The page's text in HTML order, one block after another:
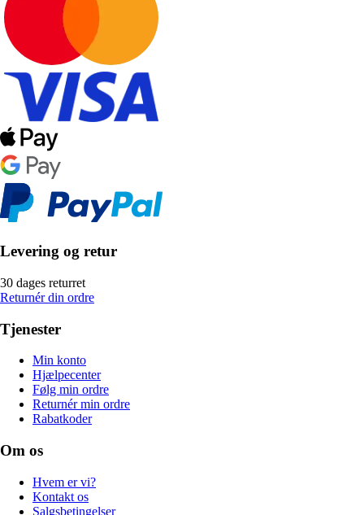
Levering og retur
30 dages returret
Returnér din ordre
Tjenester
Min konto
Hjælpecenter
Følg min ordre
Returnér min ordre
Rabatkoder
Om os
Hvem er vi?
Kontakt os
Salgsbetingelser